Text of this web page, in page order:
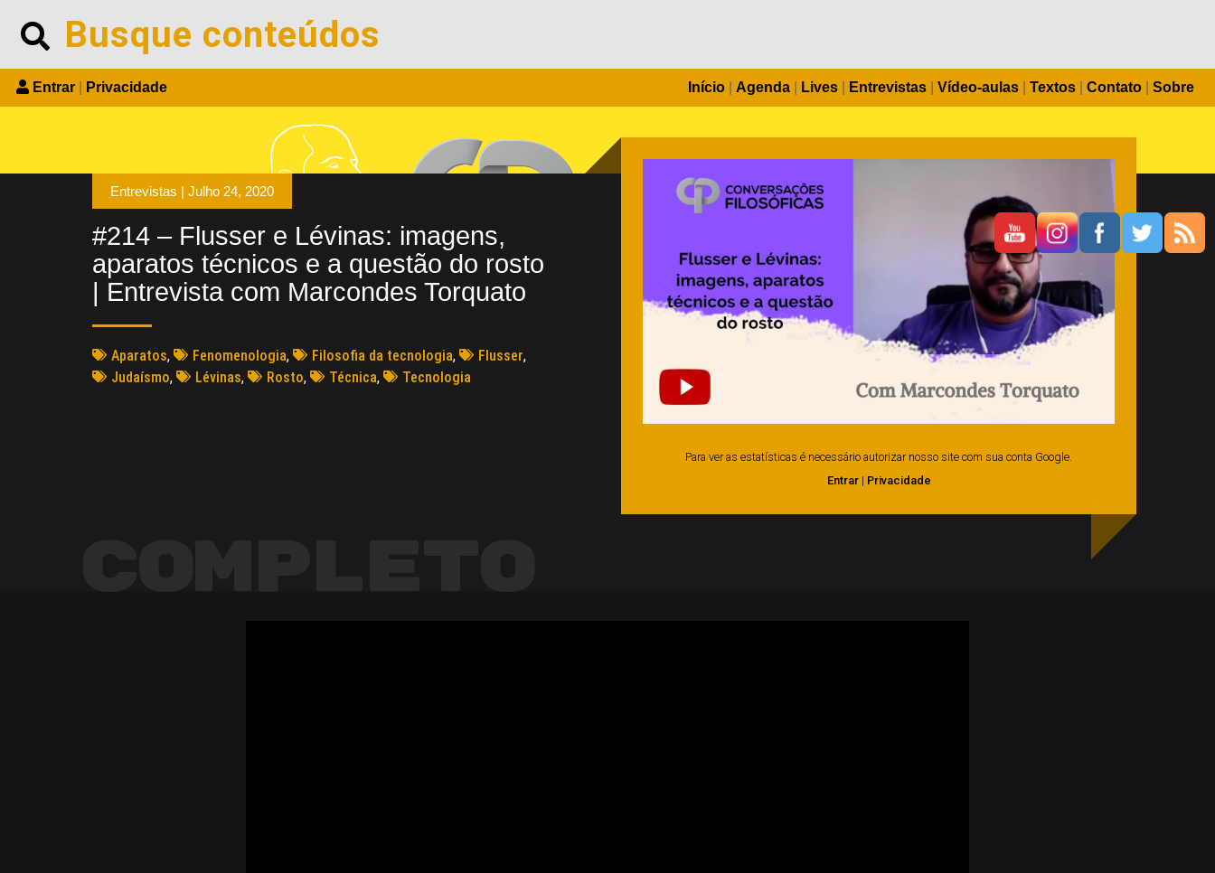
Início Agenda Lives Entrevistas Vídeo-aulas Textos Contato Sobre
Entrar Privacidade
Entrevistas | Julho 24, 2020
#214 – Flusser e Lévinas: imagens,
aparatos técnicos e a questão do rosto
| Entrevista com Marcondes Torquato
Aparatos, Fenomenologia, Filosofia da tecnologia, Flusser,
Judaísmo, Lévinas, Rosto, Técnica, Tecnologia
Para ver as estatísticas é necessário autorizar nosso site com sua conta Google.
Entrar| Privacidade